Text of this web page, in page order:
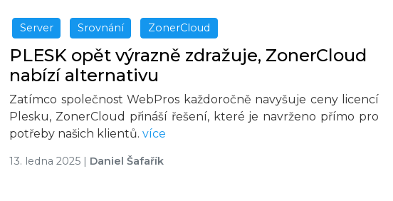
Server Srovnání ZonerCloud
PLESK opět výrazně zdražuje, ZonerCloud
nabízí alternativu
Zatímco společnost WebPros každoročně navyšuje ceny licencí
Plesku, ZonerCloud přináší řešení, které je navrženo přímo pro
potřeby našich klientů. více
13. ledna 2025 | Daniel Šafařík